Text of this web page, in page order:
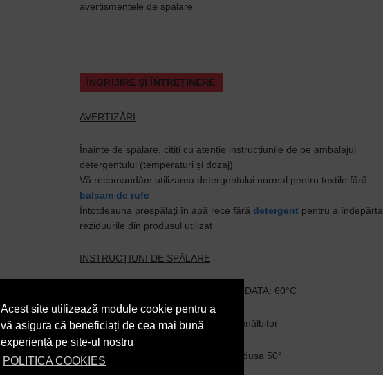
Acest site utilizează module cookie pentru a
vă asigura că beneficiați de cea mai bună
experiență pe site-ul nostru
POLITICA COOKIES
avertismentele de spalare
ÎNGRIJIRE ȘI ÎNTREȚINERE
AVERTIZĂRI
Înainte de spălare, citiți cu atenție instrucțiunile de pe ambalajul
detergentului (temperaturi și dozaj)
Vă recomandăm utilizarea detergentului normal pentru textile fără
balsam de rufe
Întotdeauna prespălați în apă rece fărădetergent pentru a îndepărta
reziduurile din produsul utilizat
INSTRUCȚIUNI DE SPĂLARE
Temperatura de spalare RECOMANDATA: 60°C
Albire posibilă - Nu utilizați clor sau înălbitor
Uscare mecanica la temperatura redusa 50°